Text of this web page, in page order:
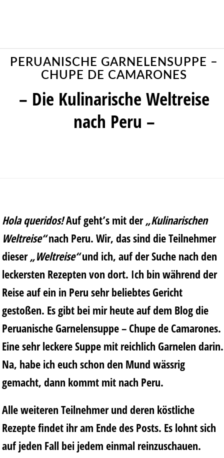
PERUANISCHE GARNELENSUPPE –
CHUPE DE CAMARONES
– Die Kulinarische Weltreise
nach Peru –
Hola queridos!Auf geht’s mit der„Kulinarischen
Weltreise“nach Peru. Wir, das sind die Teilnehmer
dieser„Weltreise“und ich, auf der Suche nach den
leckersten Rezepten von dort. Ich bin während der
Reise auf ein in Peru sehr beliebtes Gericht
gestoßen. Es gibt bei mir heute auf dem Blog die
Peruanische Garnelensuppe – Chupe de Camarones.
Eine sehr leckere Suppe mit reichlich Garnelen darin.
Na, habe ich euch schon den Mund wässrig
gemacht, dann kommt mit nach Peru.
Alle weiteren Teilnehmer und deren köstliche
Rezepte findet ihr am Ende des Posts. Es lohnt sich
auf jeden Fall bei jedem einmal reinzuschauen.